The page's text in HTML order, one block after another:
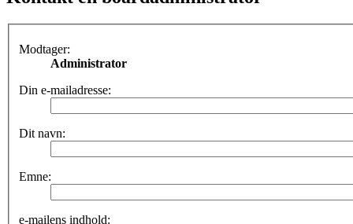
Modtager:
Administrator
Din e-mailadresse:
Dit navn:
Emne:
e-mailens indhold: